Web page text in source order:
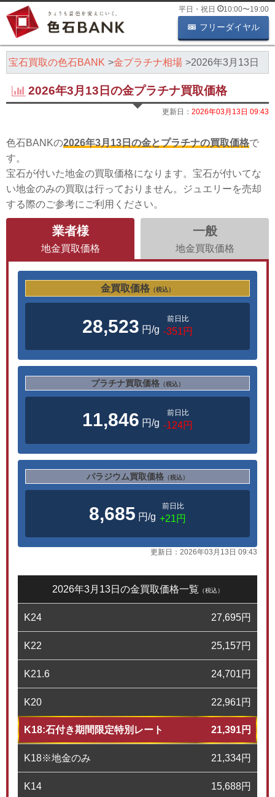
平日・祝日 10:00〜19:00
フリーダイヤル
宝石買取の色石BANK 金プラチナ相場 2026年3月13日
2026年3月13日の金プラチナ買取価格
更新日： 2026年03月13日 09:43
色石BANKの2026年3月13日の金とプラチナの買取価格で
す。
宝石が付いた地金の買取価格になります。宝石が付いてな
い地金のみの買取は行っておりません。ジュエリーを売却
する際のご参考にご利用ください。
業者様
地金買取価格
一般
地金買取価格
金買取価格 （税込）
28,523 円/g
前日比
-351円
プラチナ買取価格 （税込）
11,846 円/g
前日比
-124円
パラジウム買取価格 （税込）
8,685 円/g
前日比
+21円
更新日： 2026年03月13日 09:43
2026年3月13日の金買取価格一覧 （税込）
K24 27,695円
K22 25,157円
K21.6 24,701円
K20 22,961円
K18:石付き期間限定特別レート 21,391円
K18※地金のみ 21,334円
K14 15,688円